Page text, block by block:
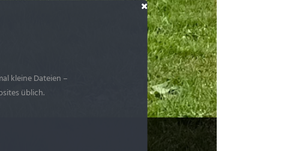
kleine Dateien –
üblich.